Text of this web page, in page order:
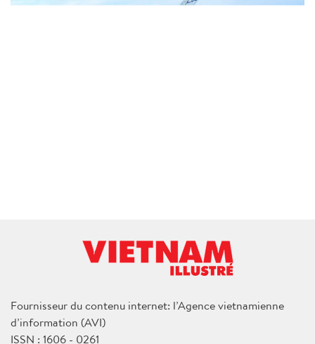
Fournisseur du contenu internet: l’Agence vietnamienne
d’information (AVI)
ISSN : 1606 - 0261